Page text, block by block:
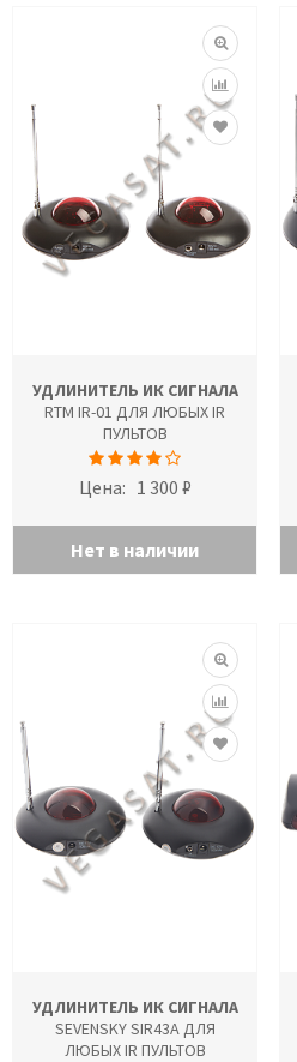
УДЛИНИТЕЛЬ ИК СИГНАЛА
RTM IR-01 ДЛЯ ЛЮБЫХ IR
ПУЛЬТОВ
Цена: 1 300 ₽
Нет в наличии
УДЛИНИТЕЛЬ ИК СИГНАЛА
SEVENSKY SIR43A ДЛЯ
ЛЮБЫХ IR ПУЛЬТОВ